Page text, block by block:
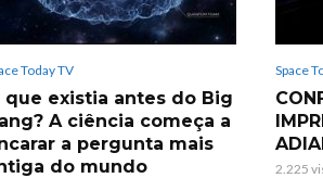
Today TV
que existia antes do Big
A ciência começa a
a pergunta mais
do mundo
Space
2.225